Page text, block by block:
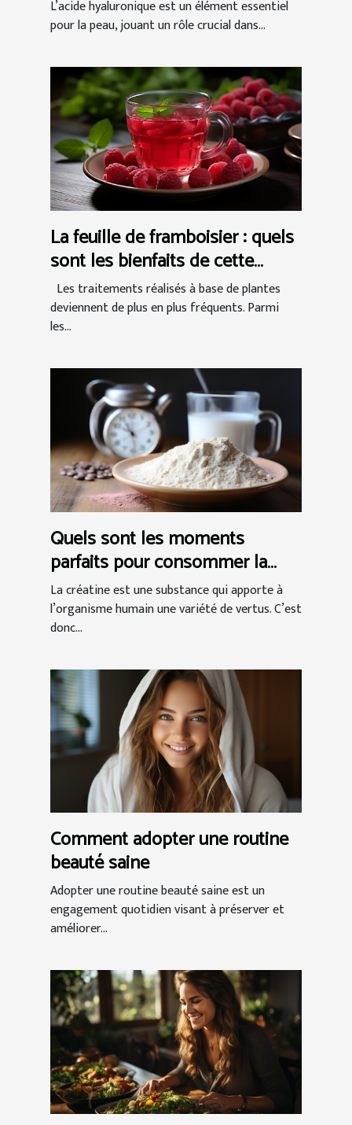
L’acide hyaluronique est un élément essentiel
pour la peau, jouant un rôle crucial dans...
La feuille de framboisier : quels
sont les bienfaits de cette
tisane naturelle ?
Les traitements réalisés à base de plantes
deviennent de plus en plus fréquents. Parmi
les...
Quels sont les moments
parfaits pour consommer la
créatine ?
La créatine est une substance qui apporte à
l’organisme humain une variété de vertus. C’est
donc...
Comment adopter une routine
beauté saine
Adopter une routine beauté saine est un
engagement quotidien visant à préserver et
améliorer...